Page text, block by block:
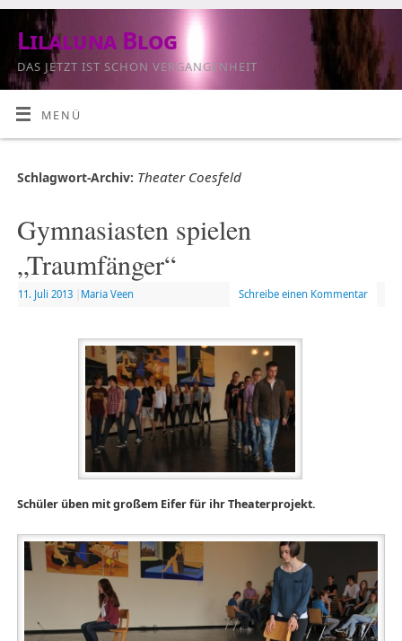
Lilaluna Blog
DAS JETZT IST SCHON VERGANGENHEIT
MENÜ
Schlagwort-Archiv: Theater Coesfeld
Gymnasiasten spielen
„Traumfänger“
11. Juli 2013 Maria Veen Schreibe einen Kommentar
Schüler üben mit großem Eifer für ihr Theaterprojekt.